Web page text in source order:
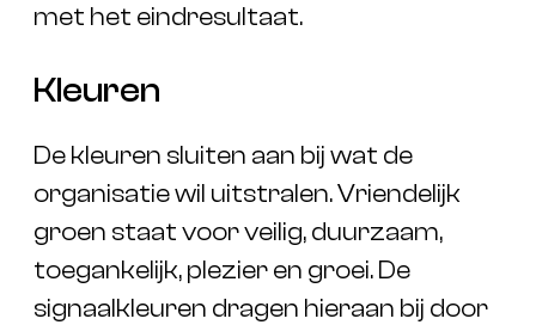
met het eindresultaat.
Kleuren
De kleuren sluiten aan bij wat de
organisatie wil uitstralen. Vriendelijk
groen staat voor veilig, duurzaam,
toegankelijk, plezier en groei. De
signaalkleuren dragen hieraan bij door